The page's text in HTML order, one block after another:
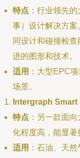
特点 ：行业领先
事）设计解决方
同设计和碰撞检
进的图形和技术。
适用 ：大型EPC
场景。
Intergraph
特点 ：另一款面
化程度高，能显著
适用 ：石油、天